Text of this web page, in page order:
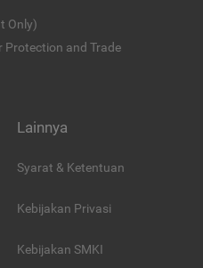
Only)
Protection and Trade
Lainnya
Syarat & Ketentuan
Kebijakan Privasi
Kebijakan SMKI